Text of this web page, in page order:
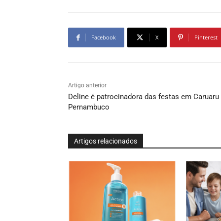
Facebook X Pinterest
Artigo anterior
Deline é patrocinadora das festas em Caruaru
Pernambuco
Artigos relacionados